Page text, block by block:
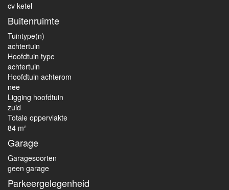
cv ketel
Buitenruimte
Tuintype(n)
achtertuin
Hoofdtuin type
achtertuin
Hoofdtuin achterom
nee
Ligging hoofdtuin
zuid
Totale oppervlakte
84 m²
Garage
Garagesoorten
geen garage
Parkeergelegenheid